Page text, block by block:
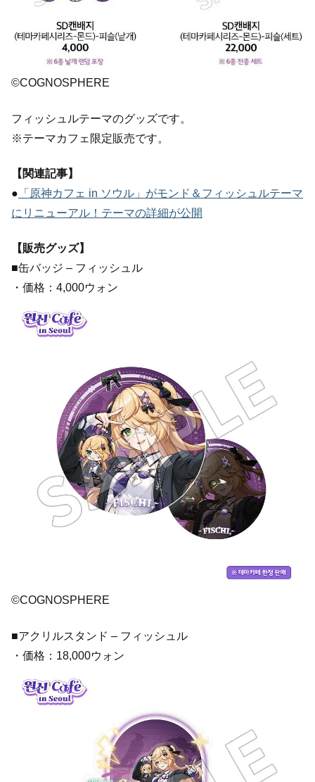
©COGNOSPHERE
フィッシュルテーマのグッズです。
※テーマカフェ限定販売です。
【関連記事】
● 「原神カフェ in ソウル」がモンド＆フィッシュルテーマ
にリニューアル！テーマの詳細が公開
【販売グッズ】
■缶バッジ – フィッシュル
・価格：4,000ウォン
©COGNOSPHERE
■アクリルスタンド – フィッシュル
・価格：18,000ウォン